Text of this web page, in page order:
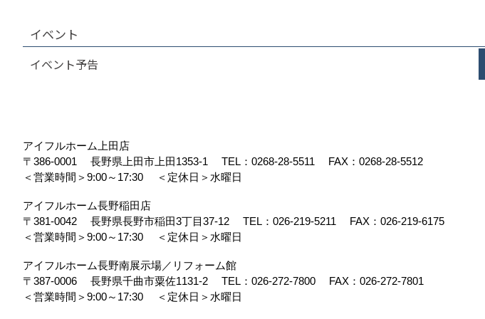
イベント
イベント予告
アイフルホーム上田店
〒386-0001
長野県上田市上田1353-1 TEL： 0268-28-5511
FAX：0268-28-5512
＜営業時間＞9:00～17:30
＜定休日＞水曜日
アイフルホーム長野稲田店
〒381-0042
長野県長野市稲田3丁目37-12 TEL： 026-219-5211
FAX：026-219-6175
＜営業時間＞9:00～17:30
＜定休日＞水曜日
アイフルホーム長野南展示場／リフォーム館
〒387-0006
長野県千曲市粟佐1131-2 TEL： 026-272-7800
FAX：026-272-7801
＜営業時間＞9:00～17:30
＜定休日＞水曜日